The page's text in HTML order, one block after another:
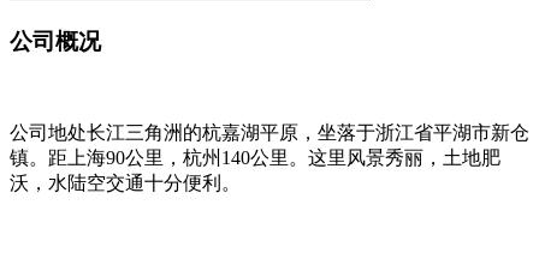
公司概况
公司地处长江三角洲的杭嘉湖平原，坐落于浙江省平湖市新仓
镇。距上海90公里，杭州140公里。这里风景秀丽，土地肥
沃，水陆空交通十分便利。